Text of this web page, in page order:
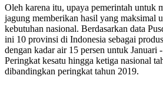
Oleh karena itu, upaya pemerintah untuk
jagung memberikan hasil yang maksimal
kebutuhan nasional. Berdasarkan data
ini 10 provinsi di Indonesia sebagai
dengan kadar air 15 persen untuk Januari
Peringkat kesatu hingga ketiga nasional
dibandingkan peringkat tahun 2019.